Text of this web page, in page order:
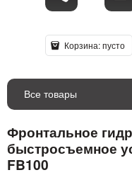
Корзина:пусто
Все товары
Фронтальное
быстросъемное
FB100